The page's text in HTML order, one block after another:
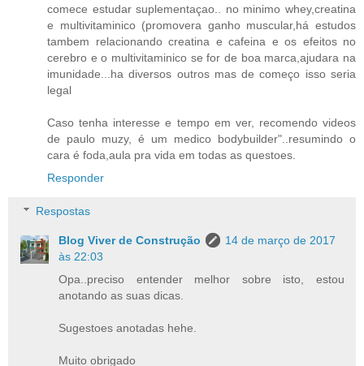
comece estudar suplementaçao.. no minimo whey,creatina
e multivitaminico (promovera ganho muscular,há estudos
tambem relacionando creatina e cafeina e os efeitos no
cerebro e o multivitaminico se for de boa marca,ajudara na
imunidade...ha diversos outros mas de começo isso seria
legal
Caso tenha interesse e tempo em ver, recomendo videos
de paulo muzy, é um medico bodybuilder"..resumindo o
cara é foda,aula pra vida em todas as questoes.
Responder
Respostas
Blog Viver de Construção
14 de março de 2017
às 22:03
Opa..preciso entender melhor sobre isto, estou
anotando as suas dicas.
Sugestoes anotadas hehe.
Muito obrigado